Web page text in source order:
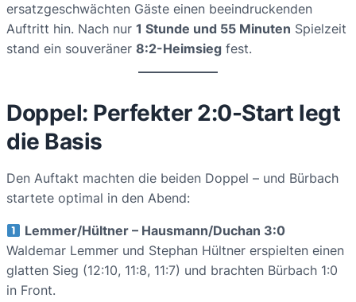
ersatzgeschwächten Gäste einen beeindruckenden
Auftritt hin. Nach nur 1 Stunde und 55 Minuten Spielzeit
stand ein souveräner 8:2-Heimsieg fest.
Doppel: Perfekter 2:0-Start legt
die Basis
Den Auftakt machten die beiden Doppel – und Bürbach
startete optimal in den Abend:
Lemmer/Hültner – Hausmann/Duchan 3:0
Waldemar Lemmer und Stephan Hültner erspielten einen
glatten Sieg (12:10, 11:8, 11:7) und brachten Bürbach 1:0
in Front.